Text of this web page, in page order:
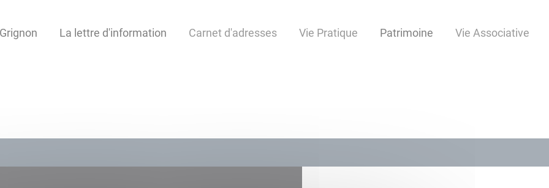
Grignon La lettre d'information Carnet d'adresses Vie Pratique Patrimoine Vie Associative